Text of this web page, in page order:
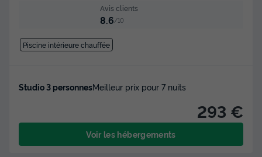
Avis clients
8.6/10
Piscine intérieure chauffée
Studio 3 personnesMeilleur prix pour 7 nuits
293 €
Voir les hébergements